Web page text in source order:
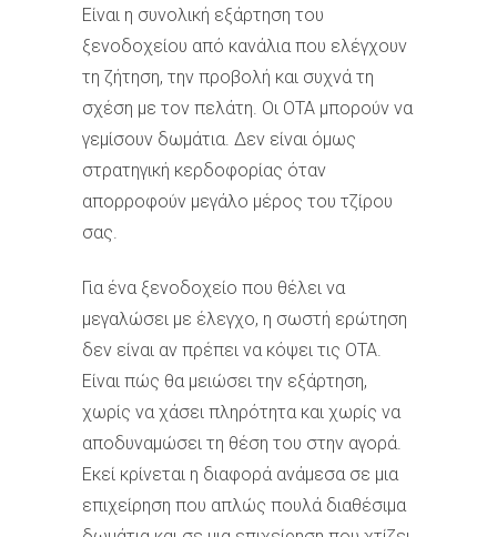
Είναι η συνολική εξάρτηση του
ξενοδοχείου από κανάλια που ελέγχουν
τη ζήτηση, την προβολή και συχνά τη
σχέση με τον πελάτη. Οι OTA μπορούν να
γεμίσουν δωμάτια. Δεν είναι όμως
στρατηγική κερδοφορίας όταν
απορροφούν μεγάλο μέρος του τζίρου
σας.
Για ένα ξενοδοχείο που θέλει να
μεγαλώσει με έλεγχο, η σωστή ερώτηση
δεν είναι αν πρέπει να κόψει τις OTA.
Είναι πώς θα μειώσει την εξάρτηση,
χωρίς να χάσει πληρότητα και χωρίς να
αποδυναμώσει τη θέση του στην αγορά.
Εκεί κρίνεται η διαφορά ανάμεσα σε μια
επιχείρηση που απλώς πουλά διαθέσιμα